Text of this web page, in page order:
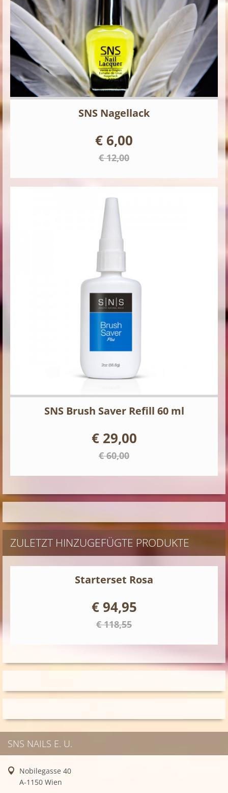
SNS Nagellack
€ 6,00
€ 12,00
SNS Brush Saver Refill 60 ml
€ 29,00
€ 60,00
ZULETZT HINZUGEFÜGTE PRODUKTE
Starterset Rosa
€ 94,95
€ 118,55
SNS NAILS E. U.
Nobilegasse 40
A-1150 Wien